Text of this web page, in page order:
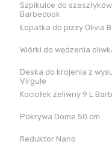
Szpikulce do
Barbecook
Łopatka do pizzy Olivia
Wiórki do wędzenia
Deska do krojenia z
Virgule
Kociołek żeliwny 9 L
Pokrywa Dome 50 cm
Reduktor Nano